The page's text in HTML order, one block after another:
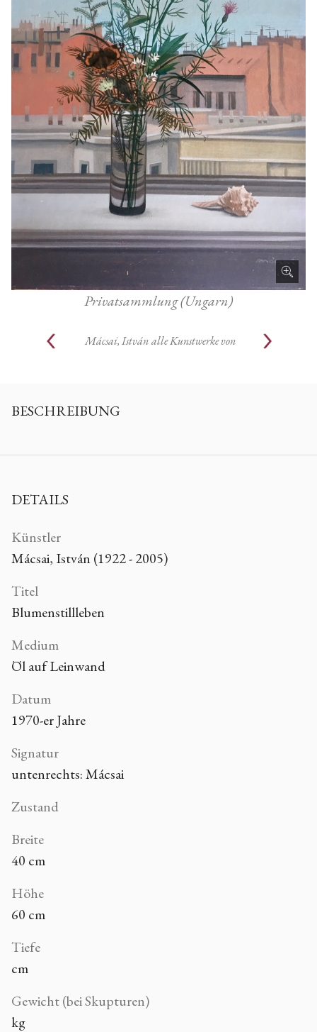
Privatsammlung (Ungarn)
Mácsai, István alle Kunstwerke von
BESCHREIBUNG
DETAILS
Künstler
Mácsai, István (1922 - 2005)
Titel
Blumenstillleben
Medium
Öl auf Leinwand
Datum
1970-er Jahre
Signatur
untenrechts: Mácsai
Zustand
Breite
40 cm
Höhe
60 cm
Tiefe
cm
Gewicht (bei Skupturen)
kg